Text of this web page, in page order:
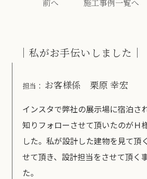
前へ 施工事例一覧へ
｜私がお手伝いしました｜
担当： お客様係 栗原 幸宏
インスタで弊社の展示場に宿泊さ
知りフォローさせて頂いたのがＨ
した。私が設計した建物を見て頂
せて頂き、設計担当をさせて頂く
た。